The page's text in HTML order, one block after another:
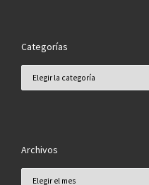
Categorías
Archivos